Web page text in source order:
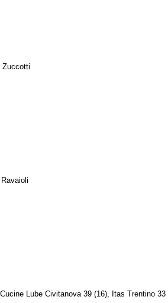
Zuccotti
Lube Civitanova 39 (16), Itas Trentino